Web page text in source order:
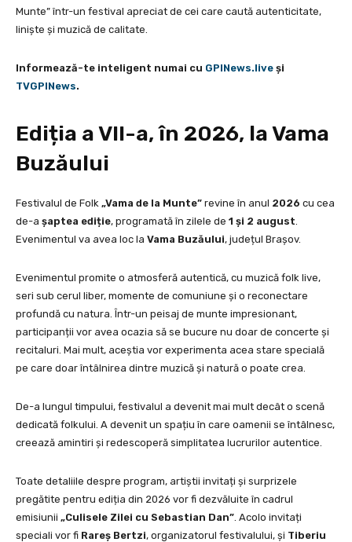
Munte” într-un festival apreciat de cei care caută autenticitate,
liniște și muzică de calitate.
Informează-te inteligent numai cu GPINews.live şi
TVGPINews.
Ediția a VII-a, în 2026, la Vama
Buzăului
Festivalul de Folk „Vama de la Munte” revine în anul 2026 cu cea
de-a șaptea ediție, programată în zilele de 1 și 2 august
Evenimentul va avea loc la Vama Buzăului, județul Brașov.
Evenimentul promite o atmosferă autentică, cu muzică folk live,
seri sub cerul liber, momente de comuniune și o reconectare
profundă cu natura. Într-un peisaj de munte impresionant,
participanții vor avea ocazia să se bucure nu doar de concerte și
recitaluri. Mai mult, aceștia vor experimenta acea stare specială
pe care doar întâlnirea dintre muzică și natură o poate crea.
De-a lungul timpului, festivalul a devenit mai mult decât o scenă
dedicată folkului. A devenit un spațiu în care oamenii se întâlnesc,
creează amintiri și redescoperă simplitatea lucrurilor autentice.
Toate detaliile despre program, artiștii invitați și surprizele
pregătite pentru ediția din 2026 vor fi dezvăluite în cadrul
emisiunii „Culisele Zilei cu Sebastian Dan” . Acolo invitați
speciali vor fi Rareș Bertzi, organizatorul festivalului, și Tiberiu